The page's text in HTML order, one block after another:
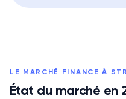
LE MARCHÉ FINANCE À
État du marché en